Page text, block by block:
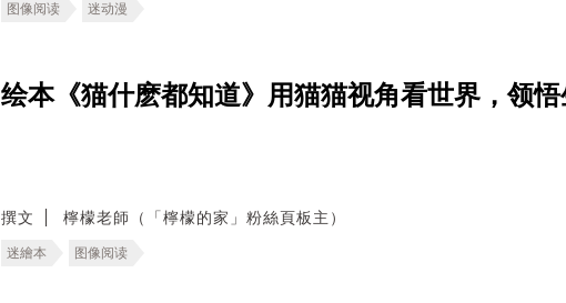
图像阅读 迷动漫
绘本《猫什麽都知道》用猫猫视角看世界，领
撰文 檸檬老師（「檸檬的家」粉絲頁板主）
迷繪本 图像阅读